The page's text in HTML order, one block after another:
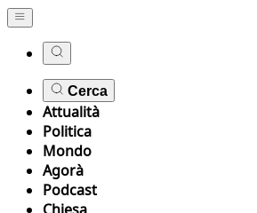
Cerca
Attualità
Politica
Mondo
Agorà
Podcast